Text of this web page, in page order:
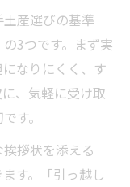
産選びの基準
3つです。まず実
なりにくく、す
、気軽に受け取
す。
拶状を添える
す。「引っ越し